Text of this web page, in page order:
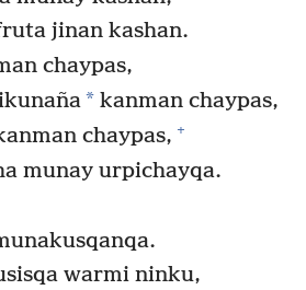
jinan kashan.
chaypas,
* kanman chaypas,
chaypas, +
munay urpichayqa.
warmi ninku,